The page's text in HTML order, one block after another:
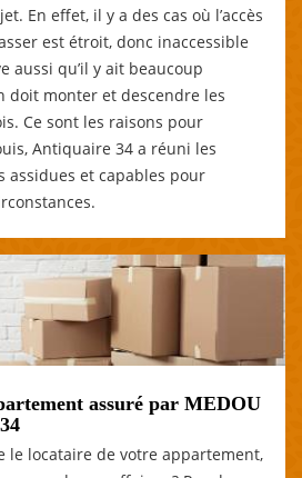
En effet, il y a des cas où l’accès
est étroit, donc inaccessible
aussi qu’il y ait beaucoup
doit monter et descendre les
Ce sont les raisons pour
Antiquaire 34 a réuni les
assidues et capables pour
assuré par MEDOU
le locataire de votre appartement,